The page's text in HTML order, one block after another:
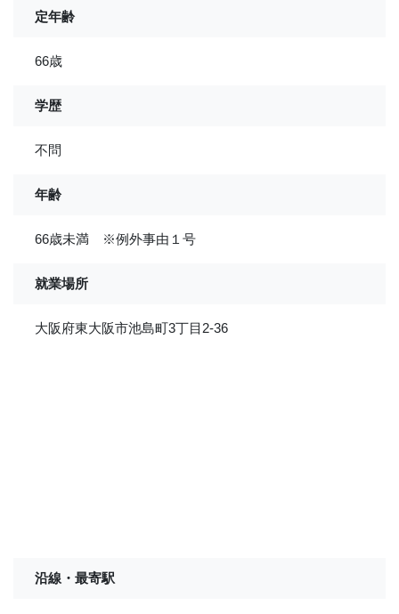
定年齢
66歳
学歴
不問
年齢
66歳未満 ※例外事由１号
就業場所
大阪府東大阪市池島町3丁目2-36
沿線・最寄駅